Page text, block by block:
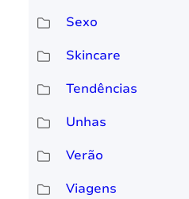
Sexo
Skincare
Tendências
Unhas
Verão
Viagens